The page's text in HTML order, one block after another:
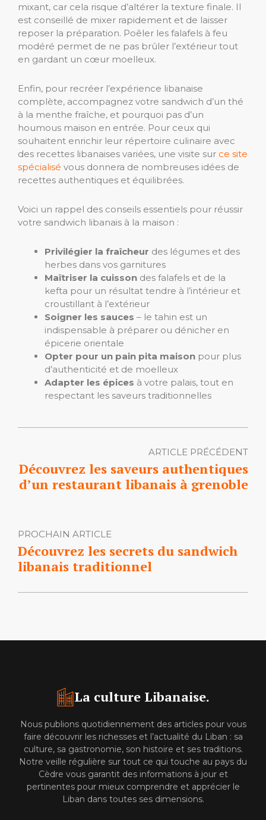
mixant, car cela risque d’altérer la texture finale. Il
est conseillé de mixer rapidement et de laisser
reposer la préparation. Poêler les falafels à feu
modéré permet de ne pas brûler l’extérieur tout
en gardant un cœur moelleux.
Enfin, pour recréer l’expérience libanaise
complète, accompagnez votre sandwich d’un thé
à la menthe fraîche, et pourquoi pas d’un
houmous maison en entrée. Pour ceux qui
souhaitent enrichir leur répertoire culinaire avec
des recettes libanaises variées, une visite sur ce site
spécialisé vous donnera de nombreuses idées de
recettes authentiques et équilibrées.
Voici un rappel des conseils essentiels pour réussir
votre sandwich libanais à la maison :
Privilégier la fraîcheur des légumes et des
herbes dans vos garnitures
Maîtriser la cuisson des falafels et de la
kefta pour un résultat tendre à l’intérieur et
croustillant à l’extérieur
Soigner les sauces – le tahin est un
indispensable à préparer ou dénicher en
épicerie orientale
Opter pour un pain pita maison pour plus
d’authenticité et de moelleux
Adapter les épices à votre palais, tout en
respectant les saveurs traditionnelles
ARTICLE PRÉCÉDENT
Découvrez les saveurs authentiques
d’un restaurant libanais à grenoble
PROCHAIN ARTICLE
Découvrez les secrets du sandwich
libanais traditionnel
La culture Libanaise.
Nous publions quotidiennement des articles pour vous
faire découvrir les richesses et l’actualité du Liban : sa
culture, sa gastronomie, son histoire et ses traditions.
Notre veille régulière sur tout ce qui touche au pays du
Cèdre vous garantit des informations à jour et
pertinentes pour mieux comprendre et apprécier le
Liban dans toutes ses dimensions.